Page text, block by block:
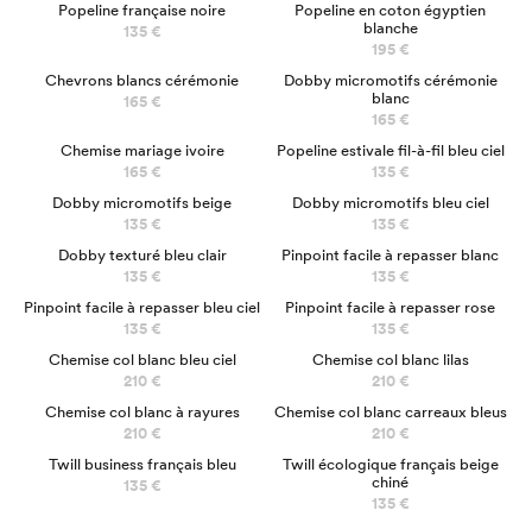
Popeline française noire
135 €
Popeline en coton égyptien
blanche
195 €
Chevrons blancs cérémonie
165 €
Dobby micromotifs cérémonie
blanc
165 €
Chemise mariage ivoire
165 €
Popeline estivale fil-à-fil bleu ciel
135 €
Dobby micromotifs beige
135 €
Dobby micromotifs bleu ciel
135 €
Dobby texturé bleu clair
135 €
Pinpoint facile à repasser blanc
135 €
Pinpoint facile à repasser bleu ciel
135 €
Pinpoint facile à repasser rose
135 €
Chemise col blanc bleu ciel
210 €
Chemise col blanc lilas
210 €
Chemise col blanc à rayures
210 €
Chemise col blanc carreaux bleus
210 €
Twill business français bleu
135 €
Twill écologique français beige
chiné
135 €